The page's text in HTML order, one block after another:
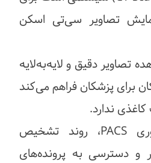
تصاویر سی‌تی اسکن
تصاویر دقیق و لایه‌به‌لایه
برای پزشکان فراهم می‌کند
ندارد.
با بهره‌گیری از فناوری PACS، روند تشخیص
و دسترسی به پرونده‌های